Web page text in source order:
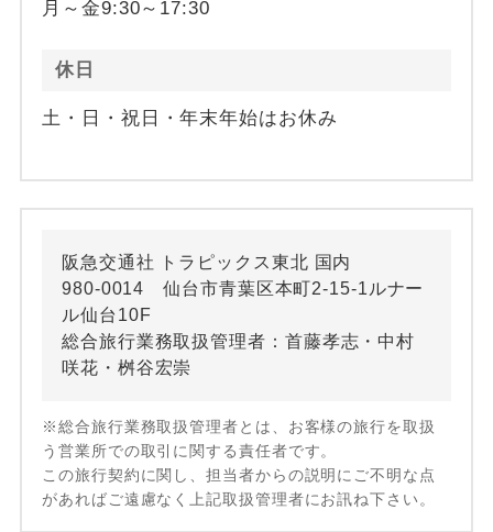
月～金9:30～17:30
休日
土・日・祝日・年末年始はお休み
阪急交通社 トラピックス東北 国内
980-0014 仙台市青葉区本町2-15-1ルナー
ル仙台10F
総合旅行業務取扱管理者：首藤孝志・中村
咲花・桝谷宏崇
※総合旅行業務取扱管理者とは、お客様の旅行を取扱
う営業所での取引に関する責任者です。
この旅行契約に関し、担当者からの説明にご不明な点
があればご遠慮なく上記取扱管理者にお訊ね下さい。